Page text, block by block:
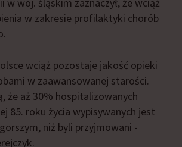
w woj. śląskim zaznaczył, że wciąż
w zakresie profilaktyki chorób
wciąż pozostaje jakość opieki
w zaawansowanej starości.
że aż 30% hospitalizowanych
85. roku życia wypisywanych jest
niż byli przyjmowani -